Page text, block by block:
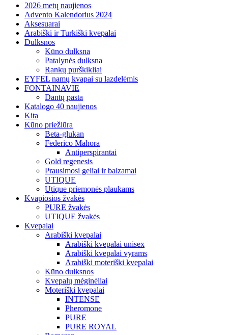
2026 metų naujienos
Advento Kalendorius 2024
Aksesuarai
Arabiški ir Turkiški kvepalai
Dulksnos
Kūno dulksna
Patalynės dulksna
Rankų purškikliai
EYFEL namų kvapai su lazdelėmis
FONTAINAVIE
Dantų pasta
Katalogo 40 naujienos
Kita
Kūno priežiūra
Beta-glukan
Federico Mahora
Antiperspirantai
Gold regenesis
Prausimosi geliai ir balzamai
UTIQUE
Utique priemonės plaukams
Kvapiosios žvakės
PURE žvakės
UTIQUE žvakės
Kvepalai
Arabiški kvepalai
Arabiški kvepalai unisex
Arabiški kvepalai vyrams
Arabiški moteriški kvepalai
Kūno dulksnos
Kvepalų mėginėliai
Moteriški kvepalai
INTENSE
Pheromone
PURE
PURE ROYAL